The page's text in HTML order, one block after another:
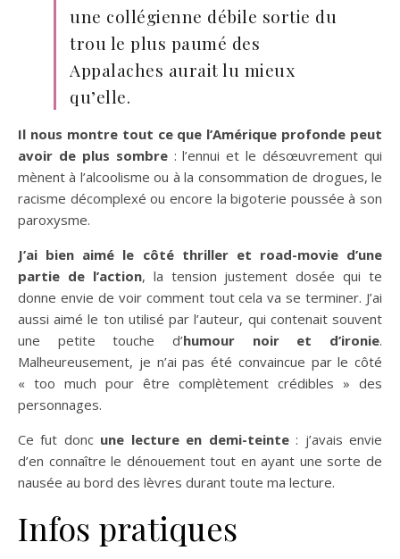
une collégienne débile sortie du
trou le plus paumé des
Appalaches aurait lu mieux
qu’elle.
Il nous montre tout ce que l’Amérique profonde peut
avoir de plus sombre: l’ennui et le désœuvrement qui
mènent à l’alcoolisme ou à la consommation de drogues, le
racisme décomplexé ou encore la bigoterie poussée à son
paroxysme.
J’ai bien aimé le côté thriller et road-movie d’une
partie de l’action, la tension justement dosée qui te
donne envie de voir comment tout cela va se terminer. J’ai
aussi aimé le ton utilisé par l’auteur, qui contenait souvent
une petite touche d’humour noir et d’ironie.
Malheureusement, je n’ai pas été convaincue par le côté
« too much pour être complètement crédibles » des
personnages.
Ce fut donc une lecture en demi-teinte: j’avais envie
d’en connaître le dénouement tout en ayant une sorte de
nausée au bord des lèvres durant toute ma lecture.
Infos pratiques